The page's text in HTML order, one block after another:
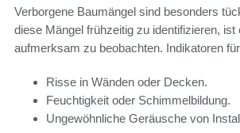
Verborgene Baumängel sind besonders
diese Mängel frühzeitig zu identifizieren,
aufmerksam zu beobachten. Indikatoren
Risse in Wänden oder Decken.
Feuchtigkeit oder Schimmelbildung.
Ungewöhnliche Geräusche von